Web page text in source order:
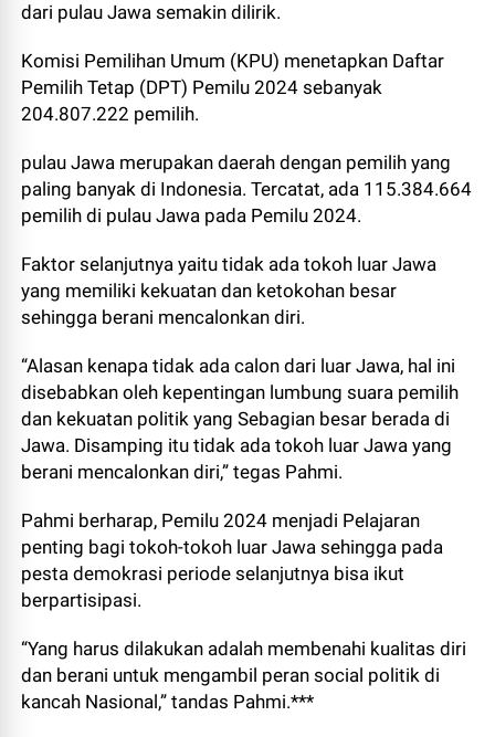
dari pulau Jawa semakin dilirik.
Komisi Pemilihan Umum (KPU) menetapkan Daftar
Pemilih Tetap (DPT) Pemilu 2024 sebanyak
204.807.222 pemilih.
pulau Jawa merupakan daerah dengan pemilih yang
paling banyak di Indonesia. Tercatat, ada 115.384.664
pemilih di pulau Jawa pada Pemilu 2024.
Faktor selanjutnya yaitu tidak ada tokoh luar Jawa
yang memiliki kekuatan dan ketokohan besar
sehingga berani mencalonkan diri.
“Alasan kenapa tidak ada calon dari luar Jawa, hal ini
disebabkan oleh kepentingan lumbung suara pemilih
dan kekuatan politik yang Sebagian besar berada di
Jawa. Disamping itu tidak ada tokoh luar Jawa yang
berani mencalonkan diri,” tegas Pahmi.
Pahmi berharap, Pemilu 2024 menjadi Pelajaran
penting bagi tokoh-tokoh luar Jawa sehingga pada
pesta demokrasi periode selanjutnya bisa ikut
berpartisipasi.
“Yang harus dilakukan adalah membenahi kualitas diri
dan berani untuk mengambil peran social politik di
kancah Nasional,” tandas Pahmi.***